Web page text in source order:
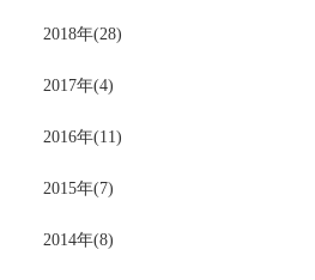
2018年(28)
2017年(4)
2016年(11)
2015年(7)
2014年(8)